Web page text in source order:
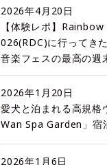
2026年4月20日
【体験レポ】
026(RDC)に行ってき
音楽フェスの最高の週
2026年1月20日
愛犬と泊まれる高規
Wan Spa Garden」宿
2026年1月6日